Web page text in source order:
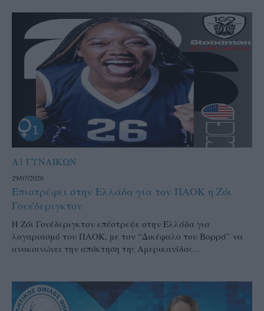
Α1 ΓΥΝΑΙΚΩΝ
29/07/2026
Επιστρέφει στην Ελλάδα για τον ΠΑΟΚ η Ζόι
Γουέδεριγκτον
Η Ζόι Γουέδεριγκτον επέστρεψε στην Ελλάδα για
λογαριασμό του ΠΑΟΚ, με τον “Δικέφαλο του Βορρά” να
ανακοινώνει την απόκτηση της Αμερικανίδας...